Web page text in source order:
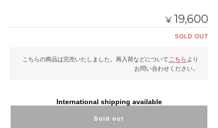
¥ 19,600
SOLD OUT
こちらの商品は完売いたしました。再入荷などについて こちら より
お問い合わせください。
International shipping available
Sold out